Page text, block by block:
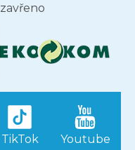
zavřeno
TikTok Youtube